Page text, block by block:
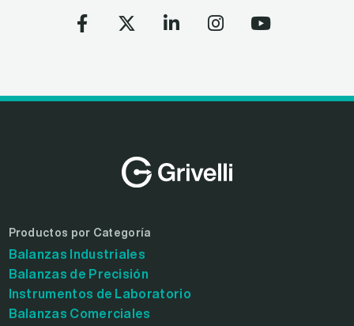
Productos por Categoría
Balanzas Industriales
Balanzas de Precisión
Instrumentos de Laboratorio
Balanzas Comerciales